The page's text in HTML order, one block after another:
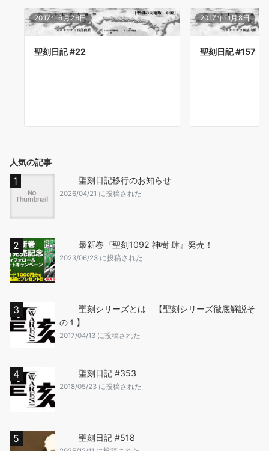
2017年6月26日
聖刻日記 #22
2017年11月8日
聖刻日記 #157
人気の記事
聖刻日記移行のお知らせ
2026/04/21 に投稿された
最新巻『聖刻1092 神樹 肆』発売！
2023/06/23 に投稿された
聖刻シリーズとは 【聖刻シリーズ徹底解説そ
の１】
2017/04/13 に投稿された
聖刻日記 #353
2018/05/23 に投稿された
聖刻日記 #518